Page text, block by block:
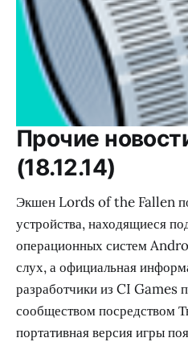
Прочие
(18.12.14)
Экшен Lords of the Fallen
устройства, находящиеся
операционных систем
слух, а официальная
разработчики из CI Games
сообществом посредством
портативная версия игры